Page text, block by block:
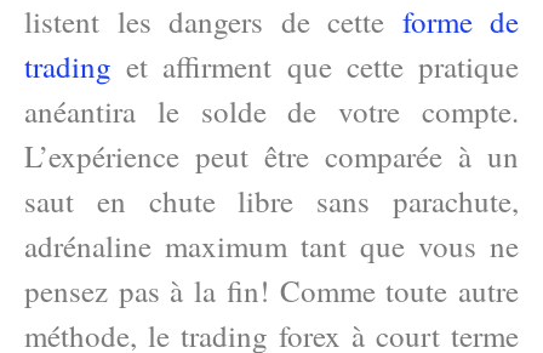
listent les dangers de cette forme de
trading et affirment que cette pratique
anéantira le solde de votre compte.
L’expérience peut être comparée à un
saut en chute libre sans parachute,
adrénaline maximum tant que vous ne
pensez pas à la fin! Comme toute autre
méthode, le trading forex à court terme